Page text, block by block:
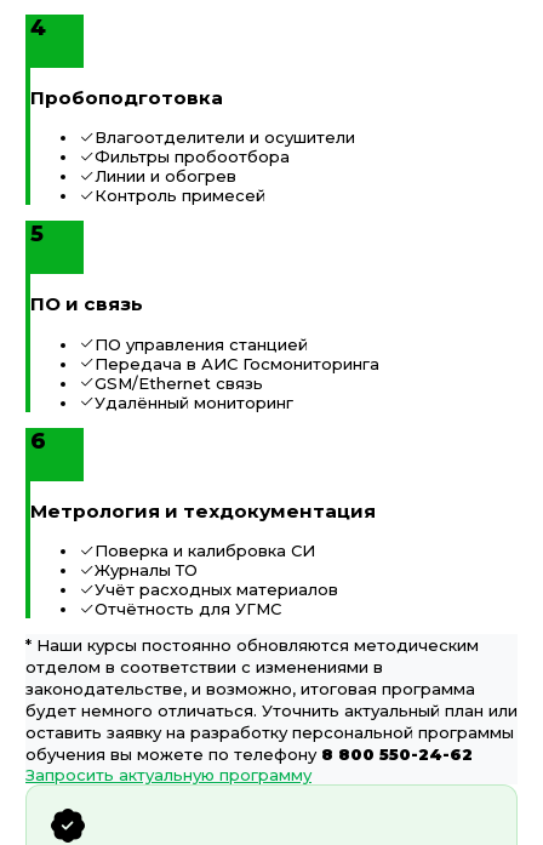
4
Пробоподготовка
Влагоотделители и осушители
Фильтры пробоотбора
Линии и обогрев
Контроль примесей
5
ПО и связь
ПО управления станцией
Передача в АИС Госмониторинга
GSM/Ethernet связь
Удалённый мониторинг
6
Метрология и техдокументация
Поверка и калибровка СИ
Журналы ТО
Учёт расходных материалов
Отчётность для УГМС
* Наши курсы постоянно обновляются методическим
отделом в соответствии с изменениями в
законодательстве, и возможно, итоговая программа
будет немного отличаться. Уточнить актуальный план или
оставить заявку на разработку персональной программы
обучения вы можете по телефону 8 800 550-24-62
Запросить актуальную программу